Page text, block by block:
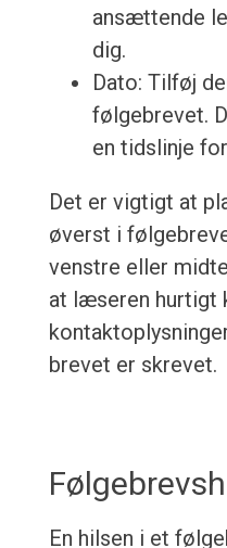
ansættende
dig.
Dato: Tilføj
følgebrevet.
en tidslinje
Det er vigtigt at
øverst i
venstre eller
at læseren hurtigt
brevet er skrevet.
En hilsen i et